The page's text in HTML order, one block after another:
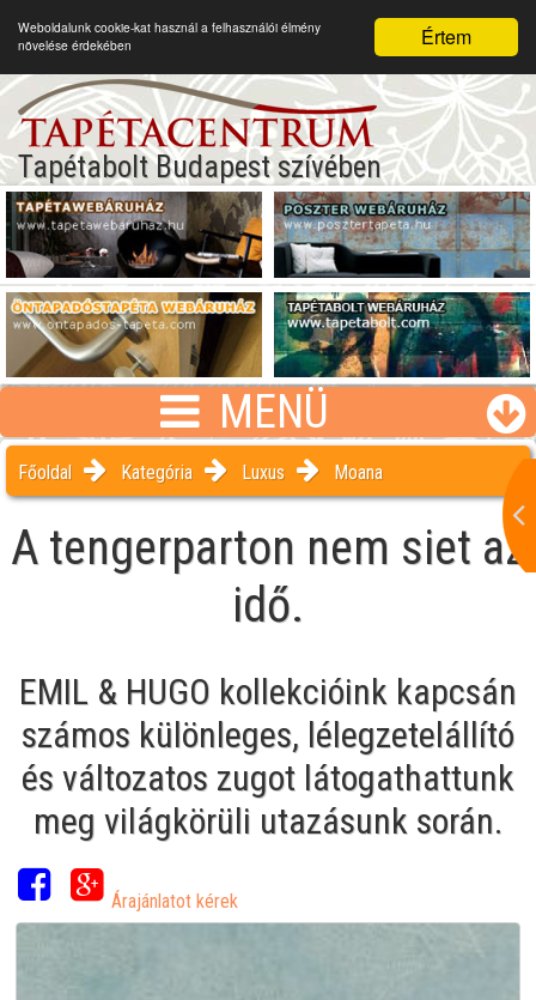
Értem
Weboldalunk cookie-kat használ a felhasználói élmény
növelése érdekében
Tapétabolt Budapest szívében
MENÜ
Főoldal Kategória Luxus Moana
A tengerparton nem siet az
idő.
EMIL & HUGO kollekcióink kapcsán
számos különleges, lélegzetelállító
és változatos zugot látogathattunk
meg világkörüli utazásunk során.
Árajánlatot kérek